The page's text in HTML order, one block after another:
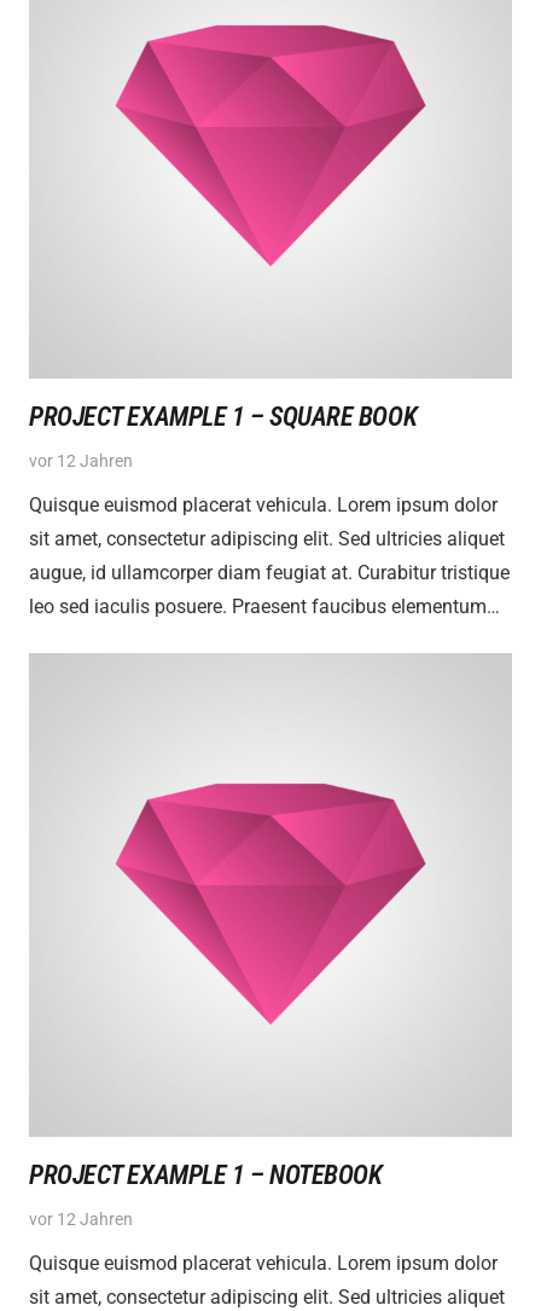
PROJECT EXAMPLE 1 – SQUARE BOOK
vor 12 Jahren
Quisque euismod placerat vehicula. Lorem ipsum dolor
sit amet, consectetur adipiscing elit. Sed ultricies aliquet
augue, id ullamcorper diam feugiat at. Curabitur tristique
leo sed iaculis posuere. Praesent faucibus elementum…
PROJECT EXAMPLE 1 – NOTEBOOK
vor 12 Jahren
Quisque euismod placerat vehicula. Lorem ipsum dolor
sit amet, consectetur adipiscing elit. Sed ultricies aliquet